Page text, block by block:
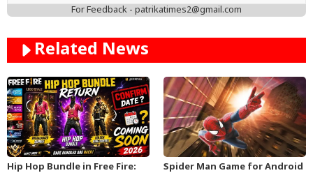
For Feedback - patrikatimes2@gmail.com
Related News
Hip Hop Bundle in Free Fire:
Spider Man Game for Android